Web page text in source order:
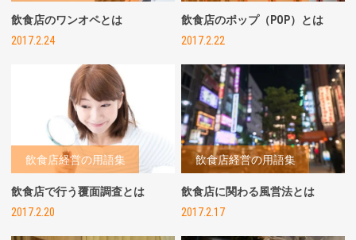
飲食店のワンオペとは
2017.2.24
飲食店のポップ（POP）とは
2017.2.22
飲食店経営の用語集
飲食店で行う覆面調査とは
2017.2.20
飲食店経営の用語集
飲食店に関わる風営法とは
2017.2.17